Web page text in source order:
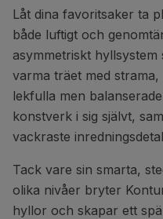
Låt dina favoritsaker ta
både luftigt och
asymmetriskt
varma träet med
lekfulla men
konstverk i sig självt,
vackraste
Tack vare sin smarta,
olika nivåer bryter
hyllor och skapar ett